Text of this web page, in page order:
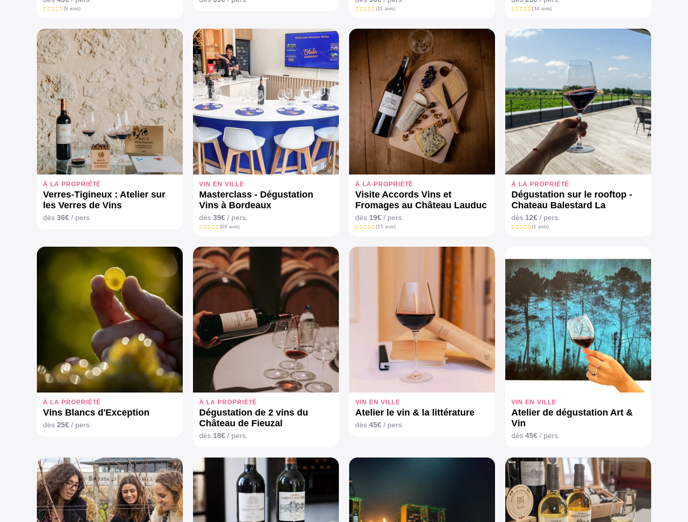
(9 avis)
d’exception.
(11 avis) (34 avis)
À LA PROPRIÉTÉ
Verres-Tigineux : Atelier sur
les Verres de Vins
dès 36€ / pers.
VIN EN VILLE
Masterclass - Dégustation
Vins à Bordeaux
dès 39€ / pers.
(88 avis)
À LA PROPRIÉTÉ
Visite Accords Vins et
Fromages au Château Lauduc
dès 19€ / pers.
(15 avis)
À LA PROPRIÉTÉ
Dégustation sur le rooftop -
Chateau Balestard La
Tonnelle
dès 12€ / pers.
(1 avis)
À LA PROPRIÉTÉ
Vins Blancs d'Exception
dès 25€ / pers.
À LA PROPRIÉTÉ
Dégustation de 2 vins du
Château de Fieuzal
dès 18€ / pers.
VIN EN VILLE
Atelier le vin & la littérature
dès 45€ / pers.
VIN EN VILLE
Atelier de dégustation Art &
Vin
dès 45€ / pers.